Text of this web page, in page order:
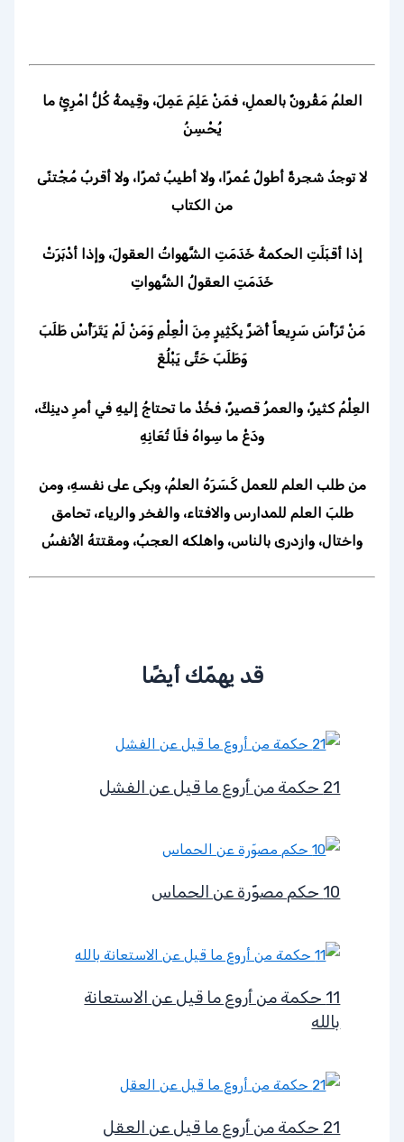
العلمُ مَقْرونٌ بالعملِ، فمَنْ عَلِمَ عَمِلَ، وقِيمةُ كُلُّ امْرِئٍ ما
يُحْسِنُ
لا توجدُ شجرةٌ أطولُ عُمرًا، ولا أطيبُ ثمرًا، ولا أقربُ مُجْتنًى
من الكتاب
إذا أقبَلَتِ الحكمةُ خَدَمَتِ الشَّهواتُ العقولَ، وإذا أدْبَرَتْ
خَدَمَتِ العقولُ الشَّهواتِ
مَنْ تَرَأَّسَ سَرِيعاً أَضَرَّ بِكَثِيرٍ مِنَ الْعِلْمِ وَمَنْ لَمْ يَتَرَأَّسْ طَلَبَ
وَطَلَبَ حَتَّى يَبْلُغَ
العِلْمُ كثيرٌ، والعمرُ قصيرٌ، فخُذْ ما تحتاجُ إليهِ في أمرِ دينِكَ،
ودَعْ ما سِواهُ فلَا تُعَانِهِ
من طلب العلم للعمل كَسَرَهُ العلمُ، وبكى على نفسهِ، ومن
طلبَ العلم للمدارس والافتاء، والفخر والرياء، تحامق
واختال، وازدرى بالناس، واهلكه العجبُ، ومقتتهُ الأنفسُ
قد يهمّك أيضًا
21 حكمة من أروع ما قيل عن الفشل
10 حكم مصوّرة عن الحماس
11 حكمة من أروع ما قيل عن الاستعانة
بالله
21 حكمة من أروع ما قيل عن العقل